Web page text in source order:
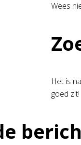
Wees
Het is
goed zit!